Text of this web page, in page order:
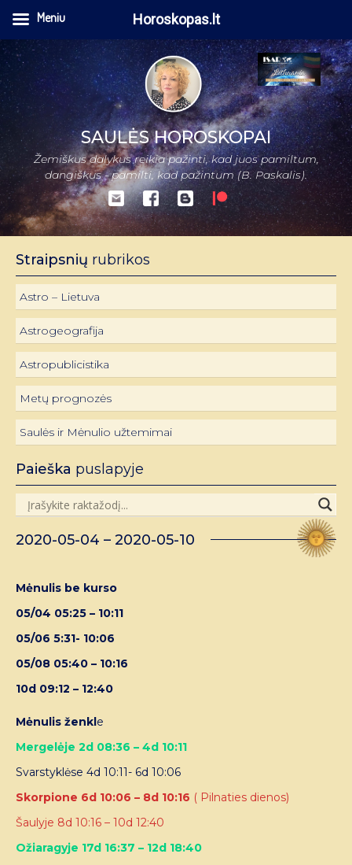
SAULĖS HOROSKOPAI
Žemiškus dalykus reikia pažinti, kad juos pamiltum,
dangiškus - pamilti, kad pažintum (B. Paskalis).
Straipsnių rubrikos
Astro – Lietuva
Astrogeografija
Astropublicistika
Metų prognozės
Saulės ir Mėnulio užtemimai
Paieška puslapyje
2020-05-04 – 2020-05-10
Mėnulis be kurso
05/04 05:25 – 10:11
05/06 5:31- 10:06
05/08 05:40 – 10:16
10d 09:12 – 12:40
Mėnulis ženkle
Mergelėje 2d 08:36 – 4d 10:11
Svarstyklėse 4d 10:11- 6d 10:06
Skorpione 6d 10:06 – 8d 10:16 ( Pilnaties dienos)
Šaulyje 8d 10:16 – 10d 12:40
Ožiaragyje 17d 16:37 – 12d 18:40
Meniu Horoskopas.lt